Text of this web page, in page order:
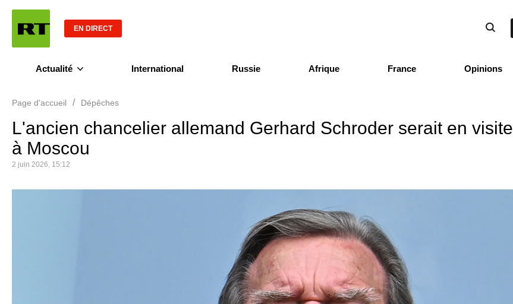
EN DIRECT
Actualité International Russie Afrique France Opinions
Page d'accueil / Dépêches
L'ancien chancelier allemand Gerhard Schroder serait en visite
à Moscou
2 juin 2026, 15:12